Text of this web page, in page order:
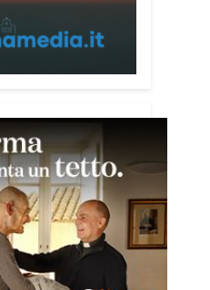
alle persone
di realizzare il
più fragili: anziani,
isolate,
lasciate sole e
difendersi. La mia
e il contatto
situazioni di
spinto a creare
concreto e